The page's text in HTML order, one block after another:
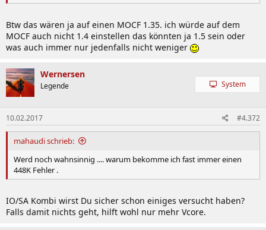
Btw das wären ja auf einen MOCF 1.35. ich würde auf dem
MOCF auch nicht 1.4 einstellen das könnten ja 1.5 sein oder
was auch immer nur jedenfalls nicht weniger
Wernersen
Legende System
10.02.2017 #4.372
mahaudi schrieb:
Werd noch wahnsinnig .... warum bekomme ich fast immer einen
448K Fehler .
IO/SA Kombi wirst Du sicher schon einiges versucht haben?
Falls damit nichts geht, hilft wohl nur mehr Vcore.